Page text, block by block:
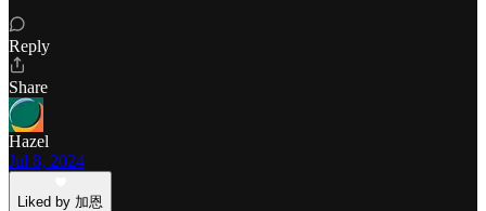
Reply
Share
Hazel
Jul 8, 2024
Liked by 加恩